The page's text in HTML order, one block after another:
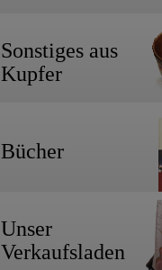
Sonstiges aus
Kupfer
Bücher
Unser
Verkaufsladen